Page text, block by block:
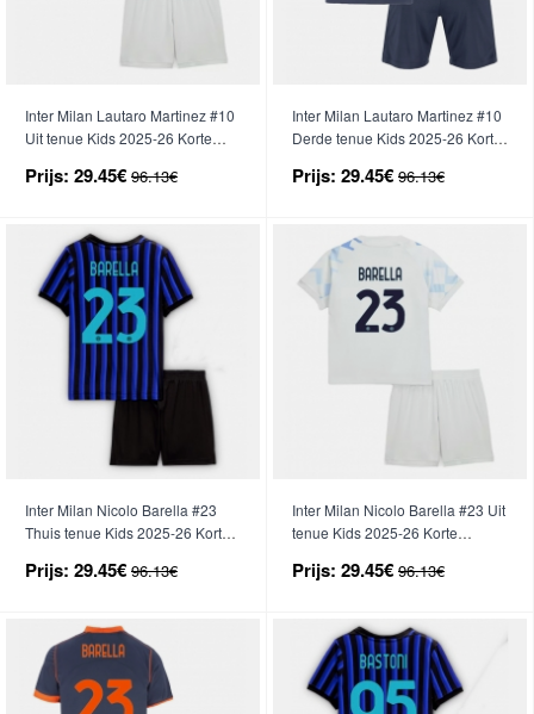
Inter Milan Lautaro Martinez #10
Uit tenue Kids 2025-26 Korte
Prijs: 29.45€ 96.13€
Inter Milan Lautaro Martinez #10
Derde tenue Kids 2025-26 Korte
Prijs: 29.45€ 96.13€
Inter Milan Nicolo Barella #23
Thuis tenue Kids 2025-26 Korte
Prijs: 29.45€ 96.13€
Inter Milan Nicolo Barella #23 Uit
tenue Kids 2025-26 Korte
Prijs: 29.45€ 96.13€